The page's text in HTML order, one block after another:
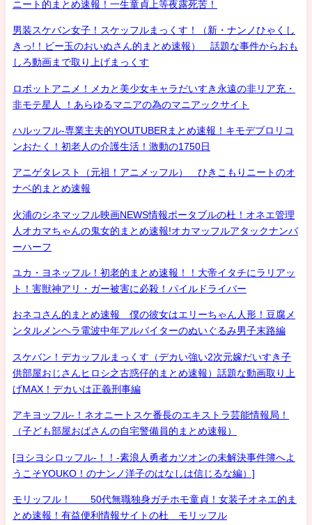
ニート的まとめ速報！一生童貞上等夜露死苦！
男装スケバン女子！スケッフルまっくす！（新・ナンノひゃくし
きっ!！ビー玉のおいぬさん的まとめ速報） 話題な事件からおも
しろ動画まで取り上げまっくす
ロボットアニメ！メカと美少女キャラだいすき永遠の非リア充・
非モテ星人 ！あらゆるマニアの為のマニアックサイト
ハルッフル-専業主夫的YOUTUBERまとめ速報！キモデブロリコ
ンおたく！初老人の介護生活！激動の1750日
アニゲタレスト（元祖！アニメッフル） ひきこもりニートのオ
ナベ的まとめ速報
火浦のシネマッフル映画NEWS情報ポータブルの杜！オネエ管理
人オカマちゃんの鬼女的まとめ速報!オカマッフルアタックナンバ
ーハーフ
ユカ・ヨネッフル！初老的まとめ速報！！大帝イタチにラリアッ
ト！害獣神アリ・ガー被害に必殺！パイルドライバー
おネコさん的まとめ速報 僕の彼女はエリーちゃん人形！豆腐メ
ンタルメンヘラ電波中年アルバイターのぬいぐるみ男子末路編
スケバン！デカッフルまっくす（デカい強い2次元嫁だいすき子
供部屋おじさんヒロシ之古惑仔的まとめ速報）話題な動画取り上
げMAX！デカいは正義刑事編
アキヨッフル-！ネオニートスケ番長のエキストラ芸能情報局！
（子ども部屋おばさんの自宅警備員的まとめ速報）
[ヨシヨシロッフル-！！-素浪人勇者カツオンの未解決事件簿へよ
うこそYOUKO！のナンノ洋子のはなしは信じるな編）]
モリッフル！ 50代無職独身ガチホモ童貞！女装子オネエ的ま
とめ速報！有益便利情報サイトの杜 モリッフル